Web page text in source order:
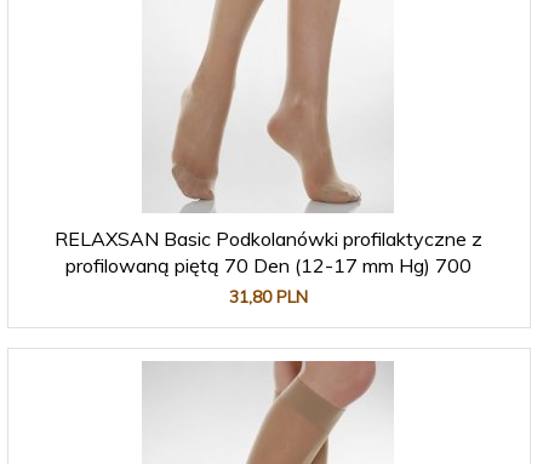
RELAXSAN Basic Podkolanówki profilaktyczne z
profilowaną piętą 70 Den (12-17 mm Hg) 700
31,80 PLN